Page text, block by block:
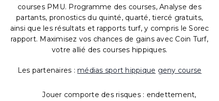
courses PMU. Programme des courses, Analyse des
partants, pronostics du quinté, quarté, tiercé gratuits,
ainsi que les résultats et rapports turf, y compris le Sorec
rapport. Maximisez vos chances de gains avec Coin Turf,
votre allié des courses hippiques.
Les partenaires : médias sport hippique geny course
Jouer comporte des risques : endettement,